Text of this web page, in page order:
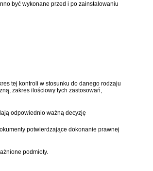
być wykonane przed i po zainstalowaniu
tej kontroli w stosunku do danego rodzaju
zakres ilościowy tych zastosowań,
odpowiednio ważną decyzję
potwierdzające dokonanie prawnej
podmioty.